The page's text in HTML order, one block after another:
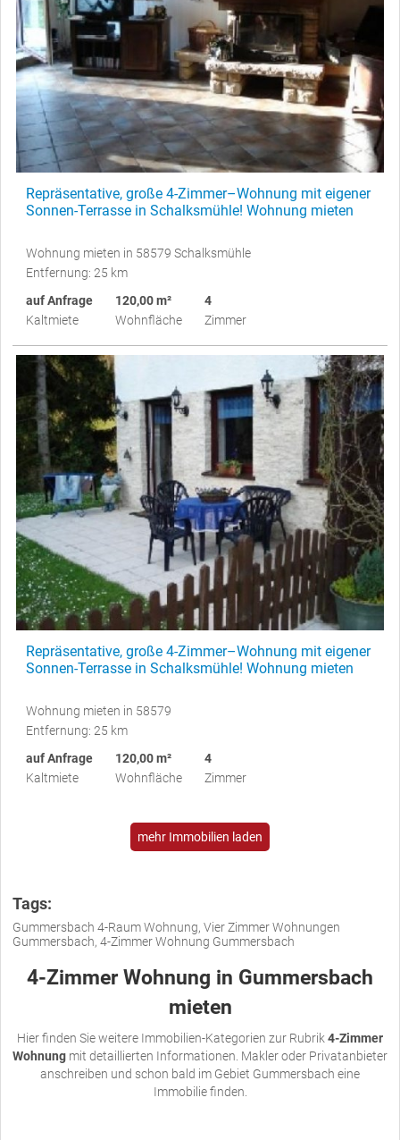
Repräsentative, große 4-Zimmer–Wohnung mit eigener
Sonnen-Terrasse in Schalksmühle! Wohnung mieten
Wohnung mieten in 58579 Schalksmühle
Entfernung: 25 km
auf Anfrage
Kaltmiete
120,00 m²
Wohnfläche
4
Zimmer
Repräsentative, große 4-Zimmer–Wohnung mit eigener
Sonnen-Terrasse in Schalksmühle! Wohnung mieten
Wohnung mieten in 58579
Entfernung: 25 km
auf Anfrage
Kaltmiete
120,00 m²
Wohnfläche
4
Zimmer
mehr Immobilien laden
Tags:
Gummersbach 4-Raum Wohnung, Vier Zimmer Wohnungen
Gummersbach, 4-Zimmer Wohnung Gummersbach
4-Zimmer Wohnung in Gummersbach
mieten
Hier finden Sie weitere Immobilien-Kategorien zur Rubrik 4-Zimmer
Wohnung mit detaillierten Informationen. Makler oder Privatanbieter
anschreiben und schon bald im Gebiet Gummersbach eine
Immobilie finden.